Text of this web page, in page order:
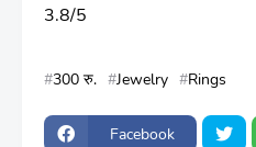
3.8/5
300 रु. Jewelry Rings
Facebook